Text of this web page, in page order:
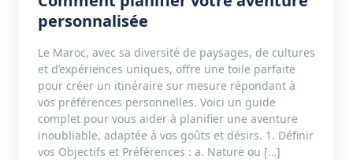
personnalisée
Le Maroc, avec sa diversité de paysages, de cultures
et d’expériences uniques, offre une toile parfaite
pour créer un itinéraire sur mesure répondant à
vos préférences personnelles. Voici un guide
complet pour vous aider à planifier une aventure
inoubliable, adaptée à vos goûts et désirs. 1. Définir
vos Objectifs et Préférences : a. Nature ou […]